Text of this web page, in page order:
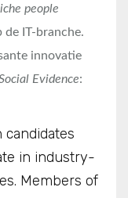
people
IT-branche.
innovatie
Evidence:
in industry-
Members of